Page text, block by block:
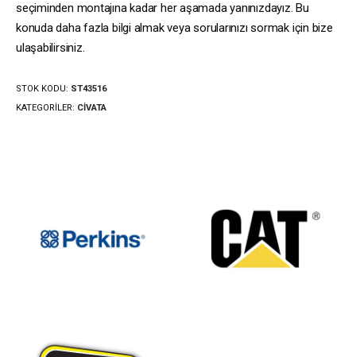
seçiminden montajına kadar her aşamada yanınızdayız. Bu
konuda daha fazla bilgi almak veya sorularınızı sormak için bize
ulaşabilirsiniz.
STOK KODU: ST43516
KATEGORILER: CIVATA